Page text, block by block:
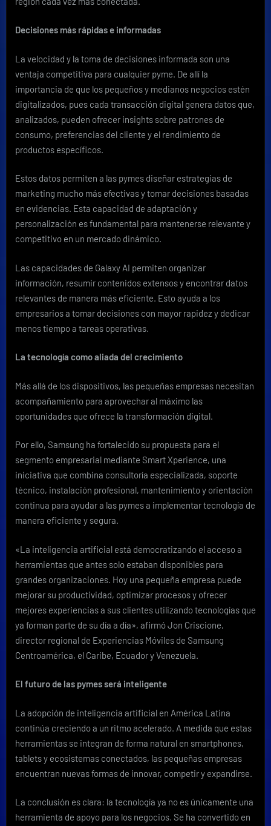
Decisiones más rápidas e informadas
La velocidad y la toma de decisiones informada son una
ventaja competitiva para cualquier pyme. De allí la
importancia de que los pequeños y medianos negocios estén
digitalizados, pues cada transacción digital genera datos que,
analizados, pueden ofrecer insights sobre patrones de
consumo, preferencias del cliente y el rendimiento de
productos específicos.
Estos datos permiten a las pymes diseñar estrategias de
marketing mucho más efectivas y tomar decisiones basadas
en evidencias. Esta capacidad de adaptación y
personalización es fundamental para mantenerse relevante y
competitivo en un mercado dinámico.
Las capacidades de Galaxy AI permiten organizar
información, resumir contenidos extensos y encontrar datos
relevantes de manera más eficiente. Esto ayuda a los
empresarios a tomar decisiones con mayor rapidez y dedicar
menos tiempo a tareas operativas.
La tecnología como aliada del crecimiento
Más allá de los dispositivos, las pequeñas empresas necesitan
acompañamiento para aprovechar al máximo las
oportunidades que ofrece la transformación digital.
Por ello, Samsung ha fortalecido su propuesta para el
segmento empresarial mediante Smart Xperience, una
iniciativa que combina consultoría especializada, soporte
técnico, instalación profesional, mantenimiento y orientación
continua para ayudar a las pymes a implementar tecnología de
manera eficiente y segura.
«La inteligencia artificial está democratizando el acceso a
herramientas que antes solo estaban disponibles para
grandes organizaciones. Hoy una pequeña empresa puede
mejorar su productividad, optimizar procesos y ofrecer
mejores experiencias a sus clientes utilizando tecnologías que
ya forman parte de su día a día», afirmó Jon Criscione,
director regional de Experiencias Móviles de Samsung
Centroamérica, el Caribe, Ecuador y Venezuela.
El futuro de las pymes será inteligente
La adopción de inteligencia artificial en América Latina
continúa creciendo a un ritmo acelerado. A medida que estas
herramientas se integran de forma natural en smartphones,
tablets y ecosistemas conectados, las pequeñas empresas
encuentran nuevas formas de innovar, competir y expandirse.
La conclusión es clara: la tecnología ya no es únicamente una
herramienta de apoyo para los negocios. Se ha convertido en